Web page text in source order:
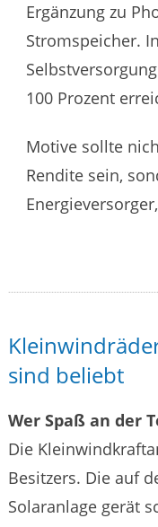
Ergänzung zu
Stromspeicher.
100 Prozent
Motive sollte
Rendite sein,
sind beliebt
Wer Spaß an der
Die
Besitzers. Die auf
Solaranlage gerät